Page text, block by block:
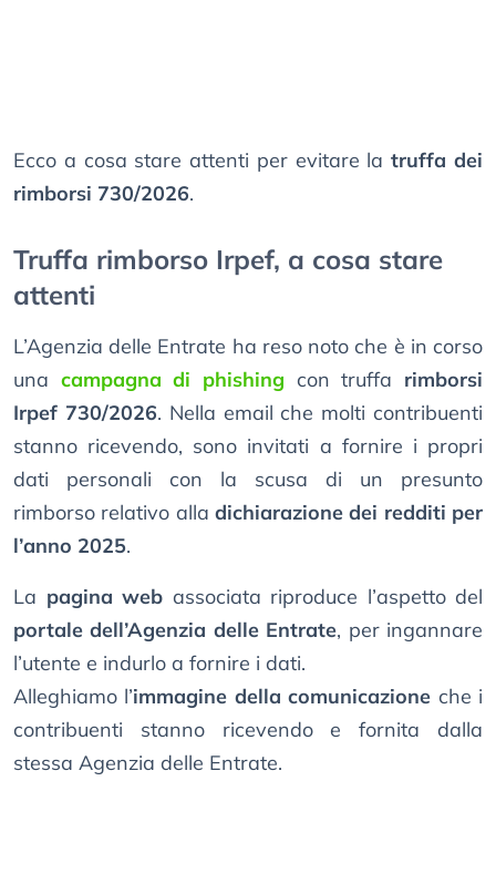
Ecco a cosa stare attenti per evitare latruffa dei
rimborsi 730/2026.
Truffa rimborso Irpef, a cosa stare
attenti
L’Agenzia delle Entrate ha reso noto che è in corso
una campagna di phishing con truffa rimborsi
Irpef 730/2026. Nella email che molti contribuenti
stanno ricevendo, sono invitati a fornire i propri
dati personali con la scusa di un presunto
rimborso relativo alla dichiarazione dei redditi per
l’anno 2025.
La pagina web associata riproduce l’aspetto del
portale dell’Agenzia delle Entrate, per ingannare
l’utente e indurlo a fornire i dati.
Alleghiamo l’immagine della comunicazione che i
contribuenti stanno ricevendo e fornita dalla
stessa Agenzia delle Entrate.